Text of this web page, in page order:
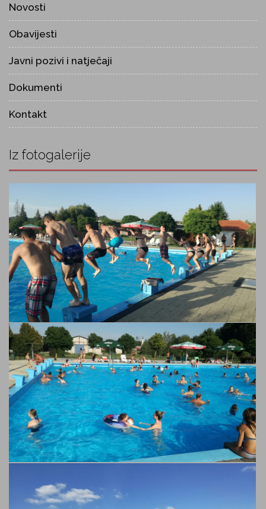
Novosti
Obavijesti
Javni pozivi i natječaji
Dokumenti
Kontakt
Iz fotogalerije